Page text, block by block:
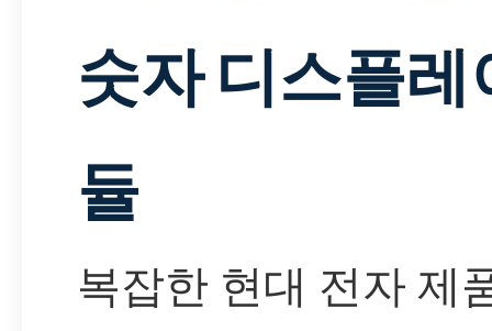
숫자 디스플레
듈
복잡한 현대 전자 제